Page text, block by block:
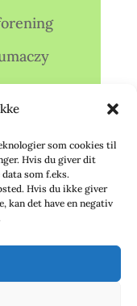
som cookies til
Hvis du giver dit
som f.eks.
Hvis du ikke giver
det have en negativ
(Ö.)
(ÖC)
(VdÜ)